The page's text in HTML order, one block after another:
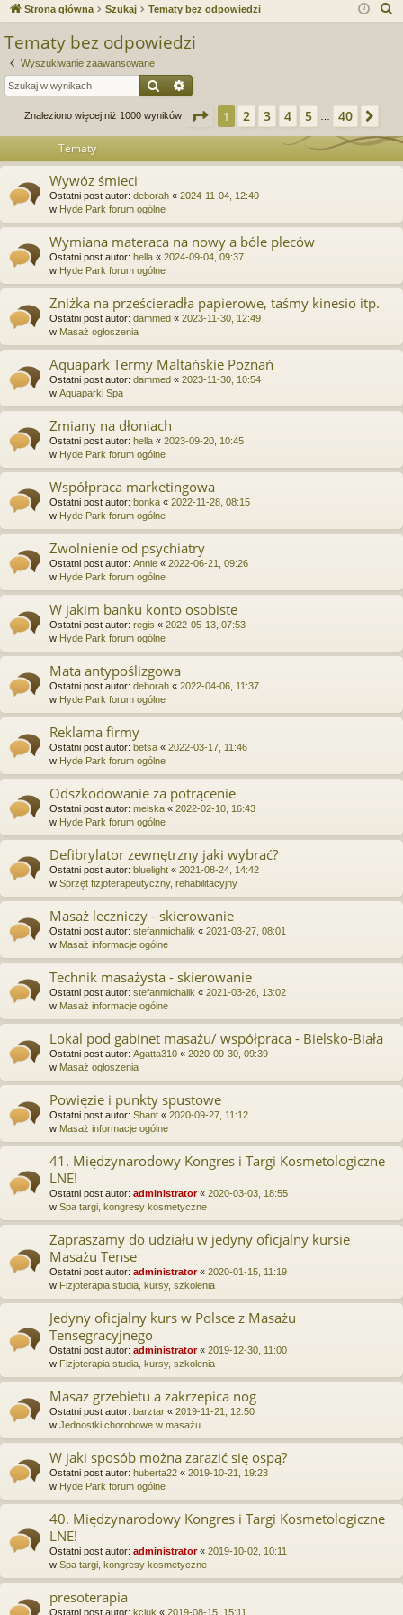
si
ę
Strona główna Szukaj Tematy bez odpowiedzi
Tematy bez odpowiedzi
Wyszukiwanie zaawansowane
SzukajWyszukiwanie zaawansowane
Znaleziono więcej niż 1000 wyników Strona z 40
1 2 3 4 5 40
Tematy
Wywóz śmieci
Ostatni post autor: deborah « 2024-11-04, 12:40
w Hyde Park forum ogólne
Wymiana materaca na nowy a bóle pleców
Ostatni post autor: hella « 2024-09-04, 09:37
w Hyde Park forum ogólne
Zniżka na prześcieradła papierowe, taśmy kinesio itp.
Ostatni post autor: dammed « 2023-11-30, 12:49
w Masaż ogłoszenia
Aquapark Termy Maltańskie Poznań
Ostatni post autor: dammed « 2023-11-30, 10:54
w Aquaparki Spa
Zmiany na dłoniach
Ostatni post autor: hella « 2023-09-20, 10:45
w Hyde Park forum ogólne
Współpraca marketingowa
Ostatni post autor: bonka « 2022-11-28, 08:15
w Hyde Park forum ogólne
Zwolnienie od psychiatry
Ostatni post autor: Annie « 2022-06-21, 09:26
w Hyde Park forum ogólne
W jakim banku konto osobiste
Ostatni post autor: regis « 2022-05-13, 07:53
w Hyde Park forum ogólne
Mata antypoślizgowa
Ostatni post autor: deborah « 2022-04-06, 11:37
w Hyde Park forum ogólne
Reklama firmy
Ostatni post autor: betsa « 2022-03-17, 11:46
w Hyde Park forum ogólne
Odszkodowanie za potrącenie
Ostatni post autor: melska « 2022-02-10, 16:43
w Hyde Park forum ogólne
Defibrylator zewnętrzny jaki wybrać?
Ostatni post autor: bluelight « 2021-08-24, 14:42
w Sprzęt fizjoterapeutyczny, rehabilitacyjny
Masaż leczniczy - skierowanie
Ostatni post autor: stefanmichalik « 2021-03-27, 08:01
w Masaż informacje ogólne
Technik masażysta - skierowanie
Ostatni post autor: stefanmichalik « 2021-03-26, 13:02
w Masaż informacje ogólne
Lokal pod gabinet masażu/ współpraca - Bielsko-Biała
Ostatni post autor: Agatta310 « 2020-09-30, 09:39
w Masaż ogłoszenia
Powięzie i punkty spustowe
Ostatni post autor: Shant « 2020-09-27, 11:12
w Masaż informacje ogólne
41. Międzynarodowy Kongres i Targi Kosmetologiczne
LNE!
Ostatni post autor: administrator« 2020-03-03, 18:55
w Spa targi, kongresy kosmetyczne
Zapraszamy do udziału w jedyny oficjalny kursie
Masażu Tense
Ostatni post autor: administrator« 2020-01-15, 11:19
w Fizjoterapia studia, kursy, szkolenia
Jedyny oficjalny kurs w Polsce z Masażu
Tensegracyjnego
Ostatni post autor: administrator« 2019-12-30, 11:00
w Fizjoterapia studia, kursy, szkolenia
Masaz grzebietu a zakrzepica nog
Ostatni post autor: barztar « 2019-11-21, 12:50
w Jednostki chorobowe w masażu
W jaki sposób można zarazić się ospą?
Ostatni post autor: huberta22 « 2019-10-21, 19:23
w Hyde Park forum ogólne
40. Międzynarodowy Kongres i Targi Kosmetologiczne
LNE!
Ostatni post autor: administrator« 2019-10-02, 10:11
w Spa targi, kongresy kosmetyczne
presoterapia
Ostatni post autor: kciuk « 2019-08-15, 15:11